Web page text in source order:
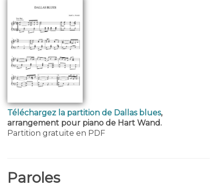
Téléchargez la partition de Dallas blues,
arrangement pour piano de Hart Wand.
Partition gratuite en PDF
Paroles